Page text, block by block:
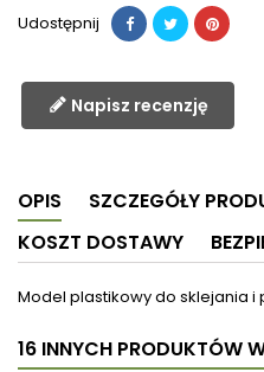
Udostępnij
Napisz recenzję
OPIS
SZCZEGÓŁY
KOSZT DOSTAWY
Model plastikowy do sklejania i
16 INNYCH PRODUKTÓW